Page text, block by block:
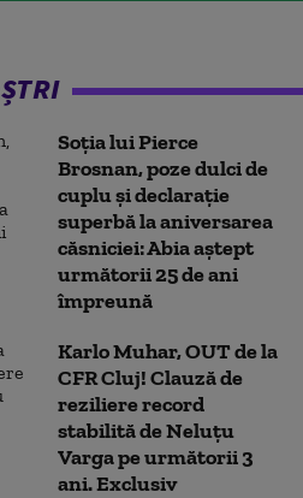
Soția lui Pierce
Brosnan, poze dulci de
cuplu și declarație
superbă la aniversarea
căsniciei: Abia aștept
următorii 25 de ani
împreună
Karlo Muhar, OUT de la
CFR Cluj! Clauză de
reziliere record
stabilită de Neluțu
Varga pe următorii 3
ani. Exclusiv